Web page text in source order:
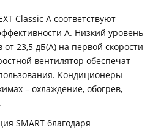
Classic A соответствуют
А. Низкий уровень
23,5 дБ(А) на первой скорости
вентилятор обеспечат
Кондиционеры
– охлаждение, обогрев,
SMART благодаря